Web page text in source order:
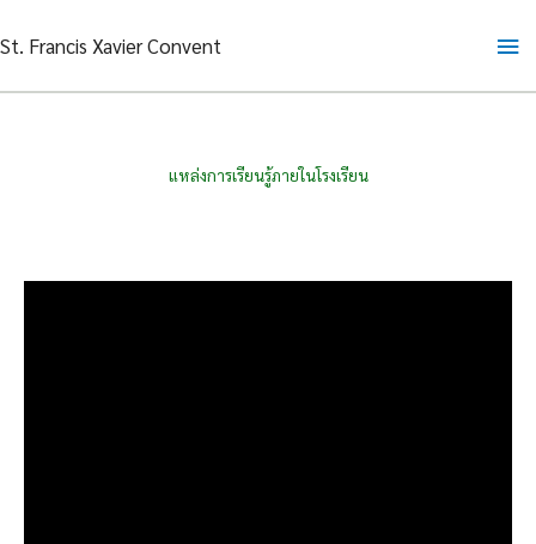
to
St. Francis Xavier Convent
แหล่งการเรียนรู้ภายในโรงเรียน